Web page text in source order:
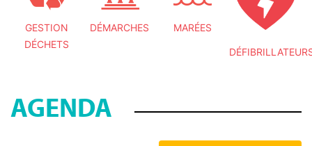
GESTION
DÉCHETS
DÉMARCHES MARÉES
AGENDA